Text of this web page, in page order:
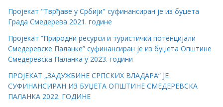
Пројекат "Тврђаве у Србији" суфинансиран је из буџета
Града Смедерева 2021. године
Пројекат ”Природни ресурси и туристички потенцијали
Смедеревске Паланке” суфинансиран је из буџета Општине
Смедеревска Паланка у 2023. години
ПРОЈЕКАТ „ЗАДУЖБИНЕ СРПСКИХ ВЛАДАРА“ ЈЕ
СУФИНАНСИРАН ИЗ БУЏЕТА ОПШТИНЕ СМЕДЕРЕВСКА
ПАЛАНКА 2022. ГОДИНЕ